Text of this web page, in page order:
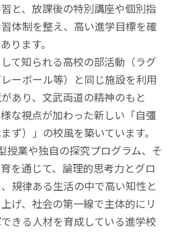
と、放課後の特別講座や個別指
体制を整え、高い進学目標を確
ります。
て知られる高校の部活動（ラグ
ーボール等）と同じ施設を利用
あり、文武両道の精神のもと
な視点が加わった新しい「自彊
ず）」の校風を築いています。
授業や独自の探究プログラム、そ
を通じて、論理的思考力とグロ
規律ある生活の中で高い知性と
げ、社会の第一線で主体的にリ
きる人材を育成している進学校